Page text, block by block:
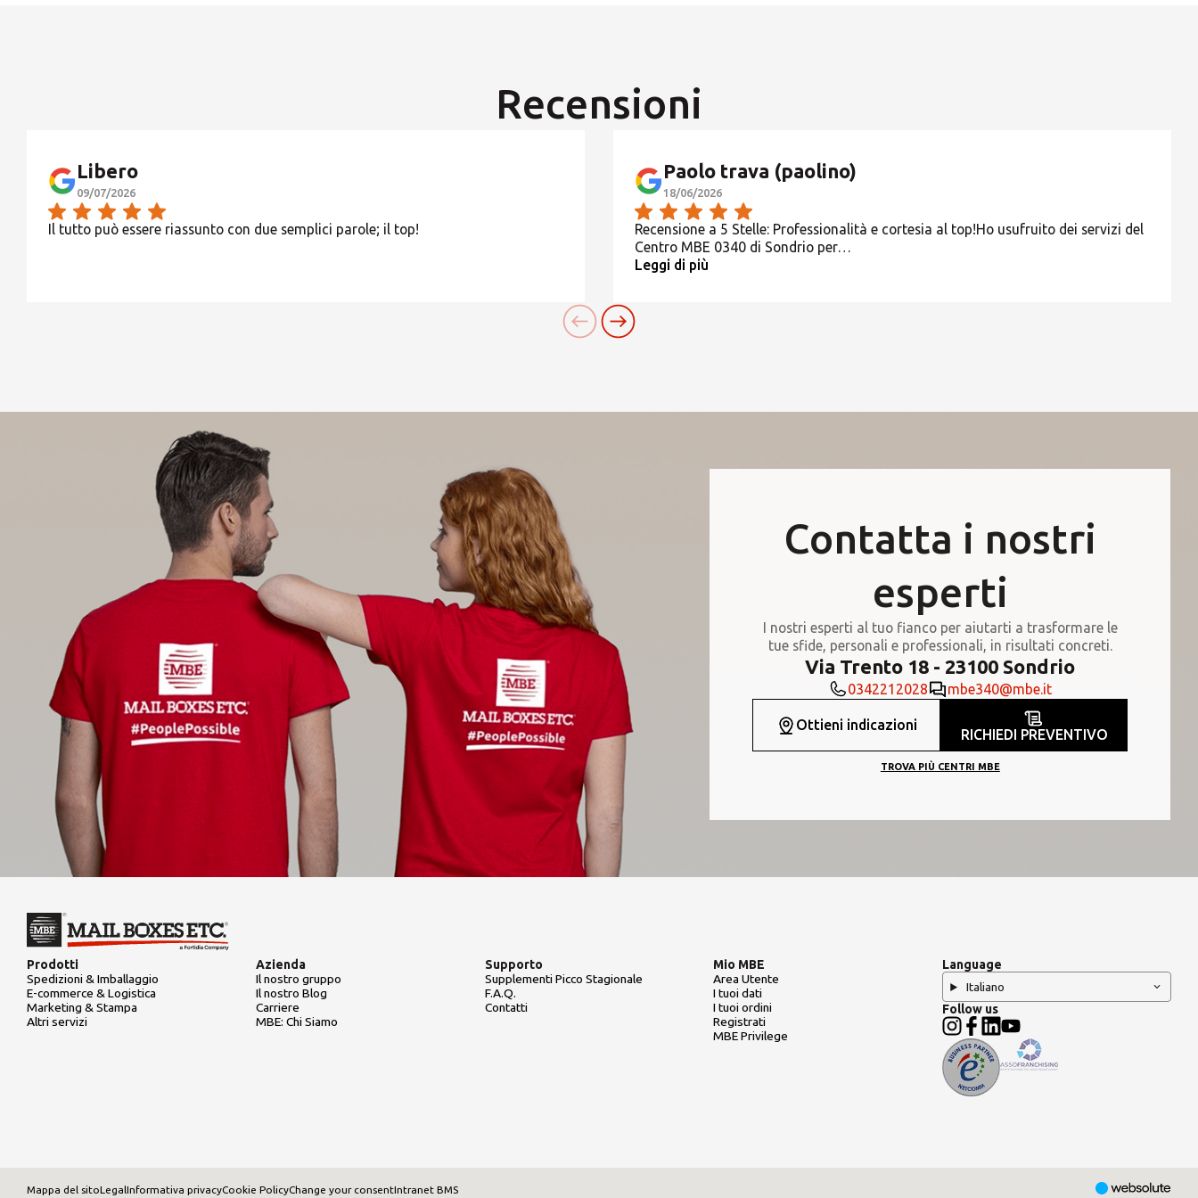
Recensioni
Libero
09/07/2026
Il tutto può essere riassunto con due semplici parole; il top!
Paolo trava (paolino)
18/06/2026
Recensione a 5 Stelle: Professionalità e cortesia al top! ​Ho usufruito dei servizi del
Centro MBE 0340 di Sondrio per…
Leggi di più
Contatta i nostri
esperti
I nostri esperti al tuo fianco per aiutarti a trasformare le
tue sfide, personali e professionali, in risultati concreti.
Via Trento 18 - 23100 Sondrio
0342212028 mbe340@mbe.it
Ottieni indicazioni
RICHIEDI PREVENTIVO
TROVA PIÙ CENTRI MBE
Prodotti
Spedizioni & Imballaggio
E-commerce & Logistica
Marketing & Stampa
Altri servizi
Azienda
Il nostro gruppo
Il nostro Blog
Carriere
MBE: Chi Siamo
Supporto
Supplementi Picco Stagionale
F.A.Q.
Contatti
Mio MBE
Area Utente
I tuoi dati
I tuoi ordini
Registrati
MBE Privilege
Language
Italiano
Follow us
Mappa del sitoLegalInformativa privacyCookie PolicyChange your consentIntranet BMS
CERCA TRA GLI OLTRE 500 CENTRI IN ITALIA
aprire un Centro MBEnella Tua città